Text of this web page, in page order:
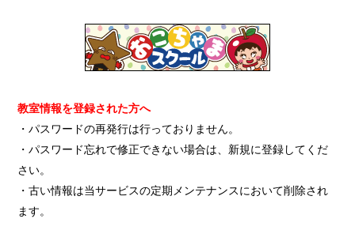
教室情報を登録された方へ
・パスワードの再発行は行っておりません。
・パスワード忘れで修正できない場合は、新規に登録してくだ
さい。
・古い情報は当サービスの定期メンテナンスにおいて削除され
ます。